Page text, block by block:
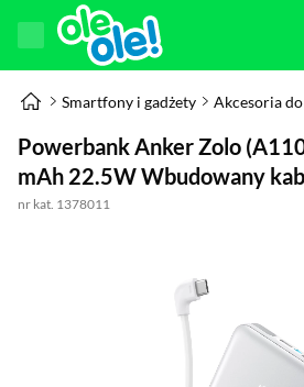
Smartfony i gadżety Akcesoria
Powerbank Anker Zolo
mAh 22.5W Wbudowany
nr kat. 1378011